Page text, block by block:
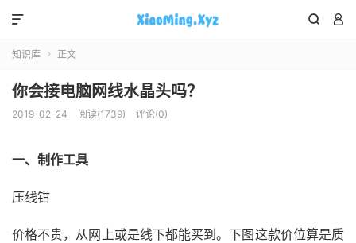
 

知识库  正文
你会接电脑网线水晶头吗？
2019-02-24 阅读(1739) 评论(0)
一、制作工具
压线钳
价格不贵，从网上或是线下都能买到。下图这款价位算是质